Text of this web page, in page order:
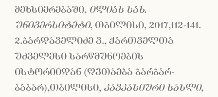
მეხსიერებაში, ილიას სახ.
უნივერსიტეტი, თბილისი, 2017,112-141.
2.ბარდაველიძე ვ., ქართველთა
უძველესი სარწმუნოების
ისტორიიდან (ღვთაება ბარბარ-
ბაბარ),თბილისი, კავკასიური სახლი,